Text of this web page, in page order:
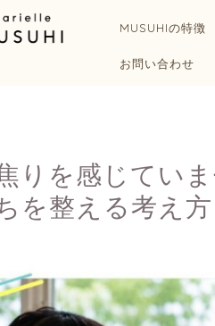
MUSUHIの特徴
お問い合わせ
りを感じてい
を整える考え方